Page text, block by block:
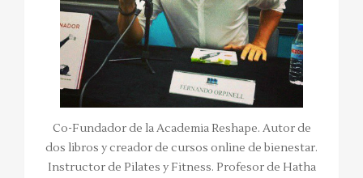
Co-Fundador de la Academia Reshape. Autor de
dos libros y creador de cursos online de bienestar.
Instructor de Pilates y Fitness. Profesor de Hatha